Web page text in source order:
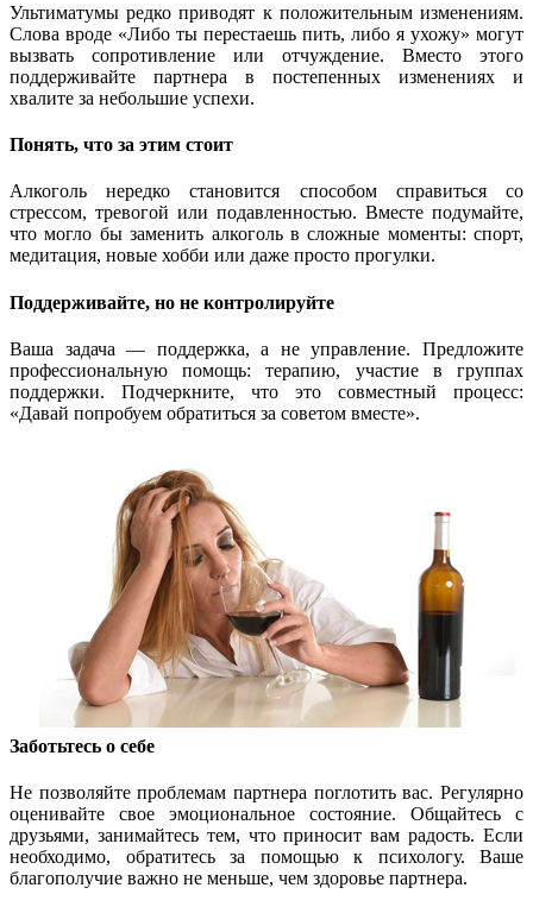
Ультиматумы редко приводят к положительным изменениям.
Слова вроде «Либо ты перестаешь пить, либо я ухожу» могут
вызвать сопротивление или отчуждение. Вместо этого
поддерживайте партнера в постепенных изменениях и
хвалите за небольшие успехи.
Понять, что за этим стоит
Алкоголь нередко становится способом справиться со
стрессом, тревогой или подавленностью. Вместе подумайте,
что могло бы заменить алкоголь в сложные моменты: спорт,
медитация, новые хобби или даже просто прогулки.
Поддерживайте, но не контролируйте
Ваша задача — поддержка, а не управление. Предложите
профессиональную помощь: терапию, участие в группах
поддержки. Подчеркните, что это совместный процесс:
«Давай попробуем обратиться за советом вместе».
Заботьтесь о себе
Не позволяйте проблемам партнера поглотить вас. Регулярно
оценивайте свое эмоциональное состояние. Общайтесь с
друзьями, занимайтесь тем, что приносит вам радость. Если
необходимо, обратитесь за помощью к психологу. Ваше
благополучие важно не меньше, чем здоровье партнера.